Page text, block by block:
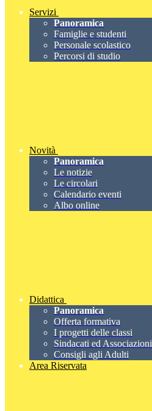
Servizi
Panoramica
Famiglie e studenti
Personale scolastico
Percorsi di studio
Novità
Panoramica
Le notizie
Le circolari
Calendario eventi
Albo online
Didattica
Panoramica
Offerta formativa
I progetti delle classi
Sindacati ed Associazioni
Consigli agli Adulti
Area Riservata